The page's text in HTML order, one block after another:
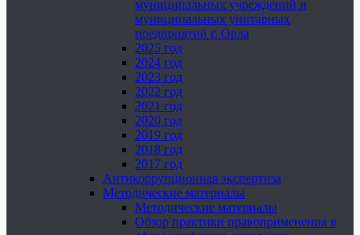
муниципальных учреждений и
муниципальных унитарных
предприятий г. Орла
2025 год
2024 год
2023 год
2022 год
2021 год
2020 год
2019 год
2018 год
2017 год
Антикоррупционная экспертиза
Методические материалы
Методические материалы
Обзор практики правоприменения в